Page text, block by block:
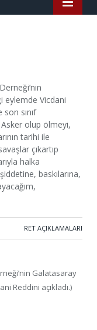
eylemde Vicdani
sınıf
Asker olup ölmeyi,
tarihi ile
çıkartıp
halka
baskılarına,
RET AÇIKLAMALARI
Galatasaray
Reddini açıkladı.)